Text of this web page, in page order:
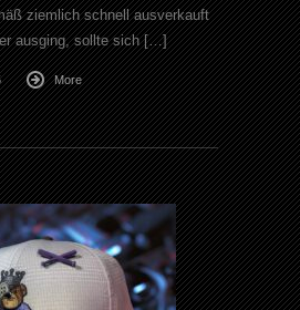
ziemlich schnell ausverkauft
ausging, sollte sich […]
More